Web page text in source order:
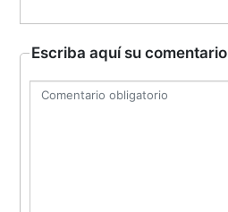
Escriba aquí su comentario